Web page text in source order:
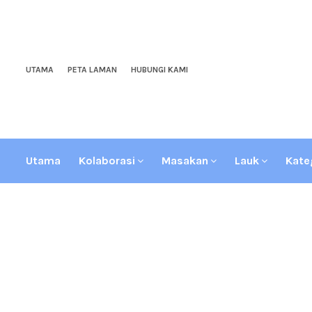
UTAMA PETA LAMAN HUBUNGI KAMI
Utama Kolaborasi Masakan Lauk